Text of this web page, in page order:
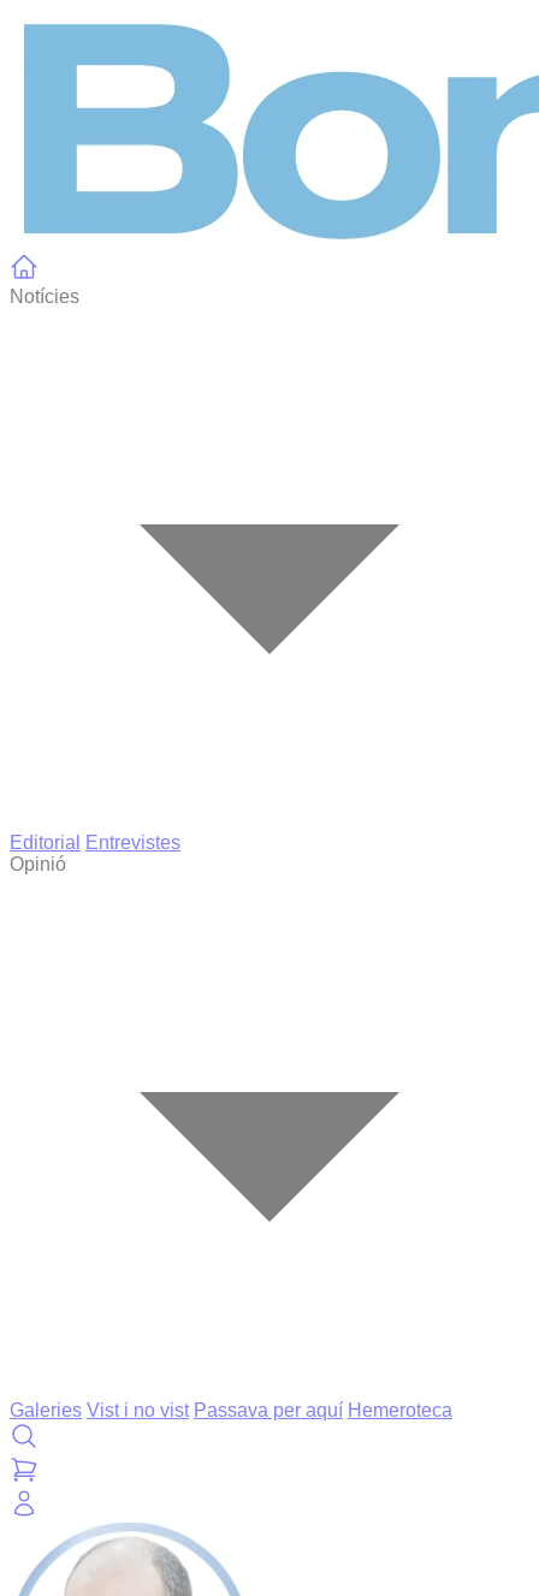
Notícies
Editorial
Entrevistes
Opinió
Galeries Vist i no vist Passava per aquí Hemeroteca